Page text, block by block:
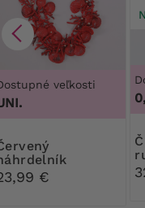
veľkosti
€
48/
Čierna tunika bez